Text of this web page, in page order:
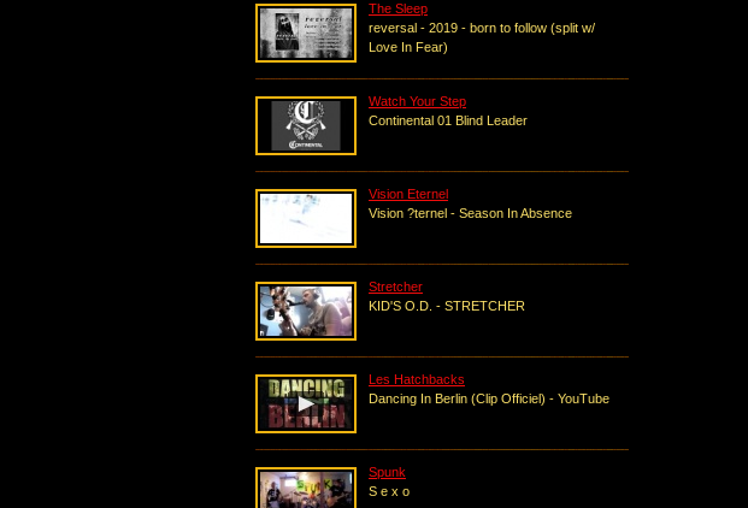
The Sleep
reversal - 2019 - born to follow (split w/
Love In Fear)
Watch Your Step
Continental 01 Blind Leader
Vision Eternel
Vision ?ternel - Season In Absence
Stretcher
KID'S O.D. - STRETCHER
Les Hatchbacks
Dancing In Berlin (Clip Officiel) - YouTube
Spunk
S e x o